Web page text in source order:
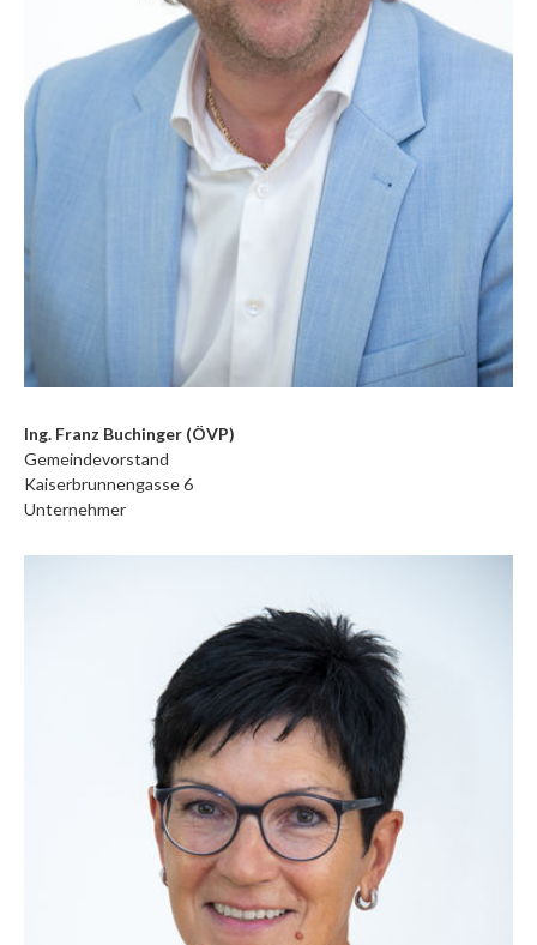
Ing. Franz Buchinger (ÖVP)
Gemeindevorstand
Kaiserbrunnengasse 6
Unternehmer